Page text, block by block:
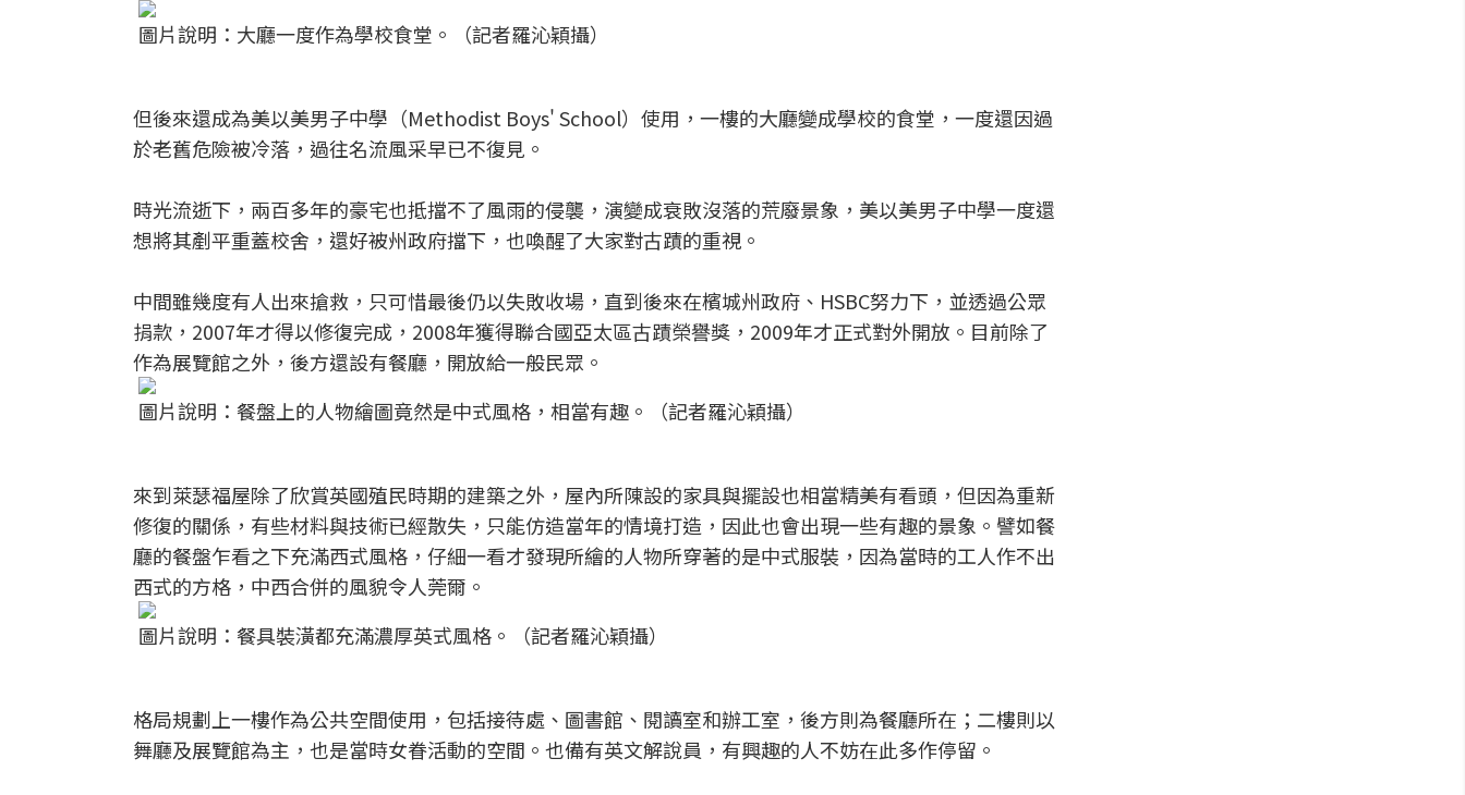
圖片說明：大廳一度作為學校食堂。（記者羅沁穎攝）
但後來還成為美以美男子中學（Methodist Boys' School）使用，一樓的大廳變成學校的食堂，一度還因過
於老舊危險被冷落，過往名流風采早已不復見。
時光流逝下，兩百多年的豪宅也抵擋不了風雨的侵襲，演變成衰敗沒落的荒廢景象，美以美男子中學一度還
想將其剷平重蓋校舍，還好被州政府擋下，也喚醒了大家對古蹟的重視。
中間雖幾度有人出來搶救，只可惜最後仍以失敗收場，直到後來在檳城州政府、HSBC努力下，並透過公眾
捐款，2007年才得以修復完成，2008年獲得聯合國亞太區古蹟榮譽獎，2009年才正式對外開放。目前除了
作為展覽館之外，後方還設有餐廳，開放給一般民眾。
圖片說明：餐盤上的人物繪圖竟然是中式風格，相當有趣。（記者羅沁穎攝）
來到萊瑟福屋除了欣賞英國殖民時期的建築之外，屋內所陳設的家具與擺設也相當精美有看頭，但因為重新
修復的關係，有些材料與技術已經散失，只能仿造當年的情境打造，因此也會出現一些有趣的景象。譬如餐
廳的餐盤乍看之下充滿西式風格，仔細一看才發現所繪的人物所穿著的是中式服裝，因為當時的工人作不出
西式的方格，中西合併的風貌令人莞爾。
圖片說明：餐具裝潢都充滿濃厚英式風格。（記者羅沁穎攝）
格局規劃上一樓作為公共空間使用，包括接待處、圖書館、閱讀室和辦工室，後方則為餐廳所在；二樓則以
舞廳及展覽館為主，也是當時女眷活動的空間。也備有英文解說員，有興趣的人不妨在此多作停留。